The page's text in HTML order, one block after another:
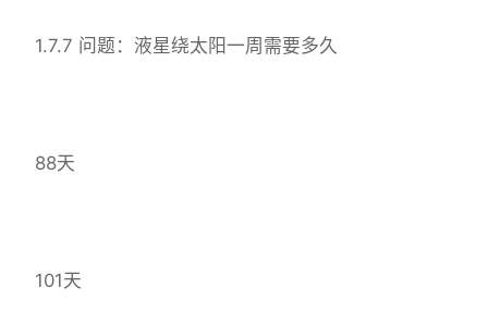
1.7.7 问题：液星绕太阳一周需要多久
88天
101天